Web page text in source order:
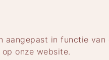
aangepast in functie
onze website.